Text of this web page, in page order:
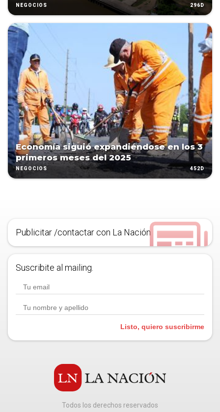
NEGOCIOS 296D
Economía siguió expandiéndose en los 3
primeros meses del 2025
NEGOCIOS 452D
Publicitar /contactar con La Nación
Suscribite al mailing.
Listo, quiero suscribirme
Todos los derechos reservados